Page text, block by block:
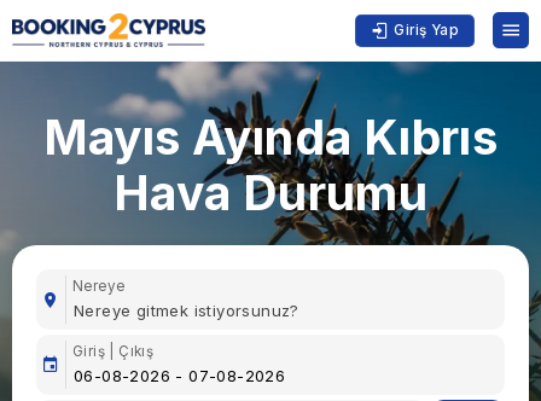
Giriş Yap
Mayıs Ayında Kıbrıs
Hava Durumu
Nereye
Giriş | Çıkış